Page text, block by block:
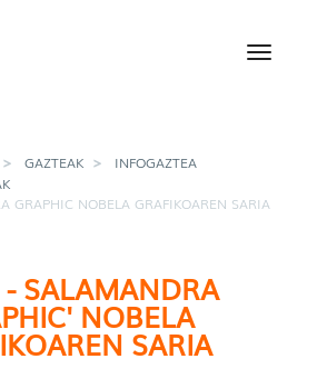
GAZTEAK
INFOGAZTEA
GRAPHIC NOBELA GRAFIKOAREN SARIA
SALAMANDRA
NOBELA
SARIA